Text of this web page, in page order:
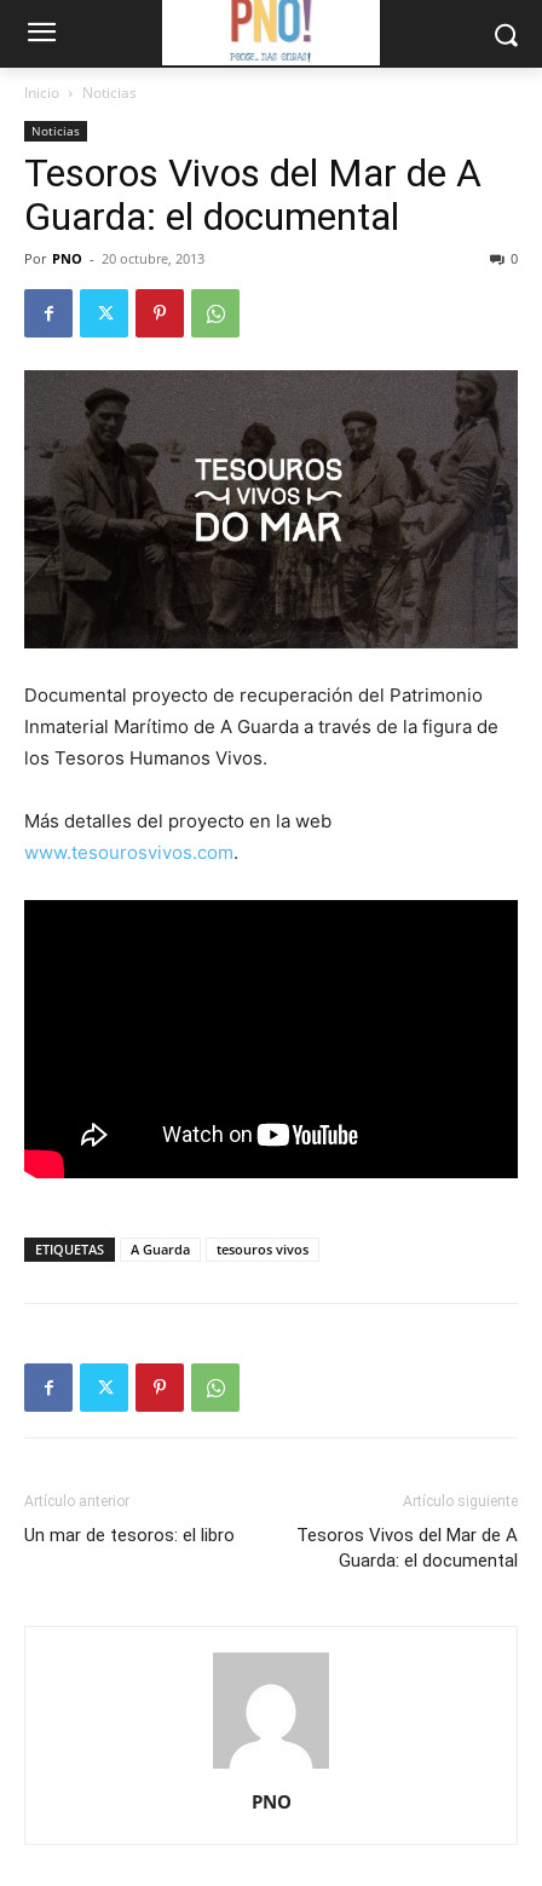
Inicio Noticias
Noticias
Tesoros Vivos del Mar de A
Guarda: el documental
Por PNO - 20 octubre, 2013 0
Documental proyecto de recuperación del Patrimonio
Inmaterial Marítimo de A Guarda a través de la figura de
los Tesoros Humanos Vivos.
Más detalles del proyecto en la web
www.tesourosvivos.com.
ETIQUETAS A Guarda tesouros vivos
Artículo anterior
Un mar de tesoros: el libro
Artículo siguiente
Tesoros Vivos del Mar de A
Guarda: el documental
PNO